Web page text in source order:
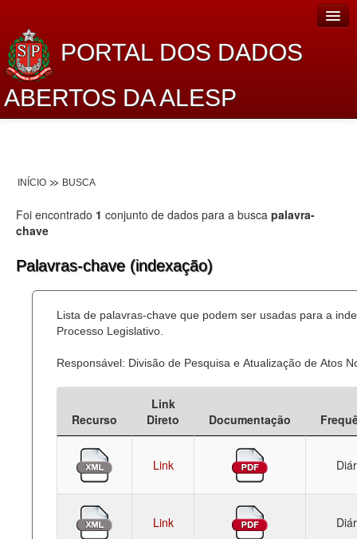
PORTAL DOS DADOS
ABERTOS DA ALESP
Lei de Acesso à Informação
Dados Governamentais Abertos
Planejamento
Catálogo de dados
Administração
Legislação
Perguntas frequentes
INÍCIO BUSCA
Foi encontrado 1 conjunto de dados para a busca palavra-
chave
Palavras-chave (indexação)
Lista de palavras-chave que podem ser usadas para a
Processo Legislativo.
Responsável: Divisão de Pesquisa e Atualização de Atos
Recurso
Link
Direto
Documentação
Link
Link